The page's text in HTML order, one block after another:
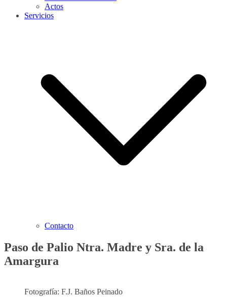
Actos
Servicios
Contacto
Paso de Palio Ntra. Madre y Sra. de la
Amargura
Fotografía: F.J. Baños Peinado